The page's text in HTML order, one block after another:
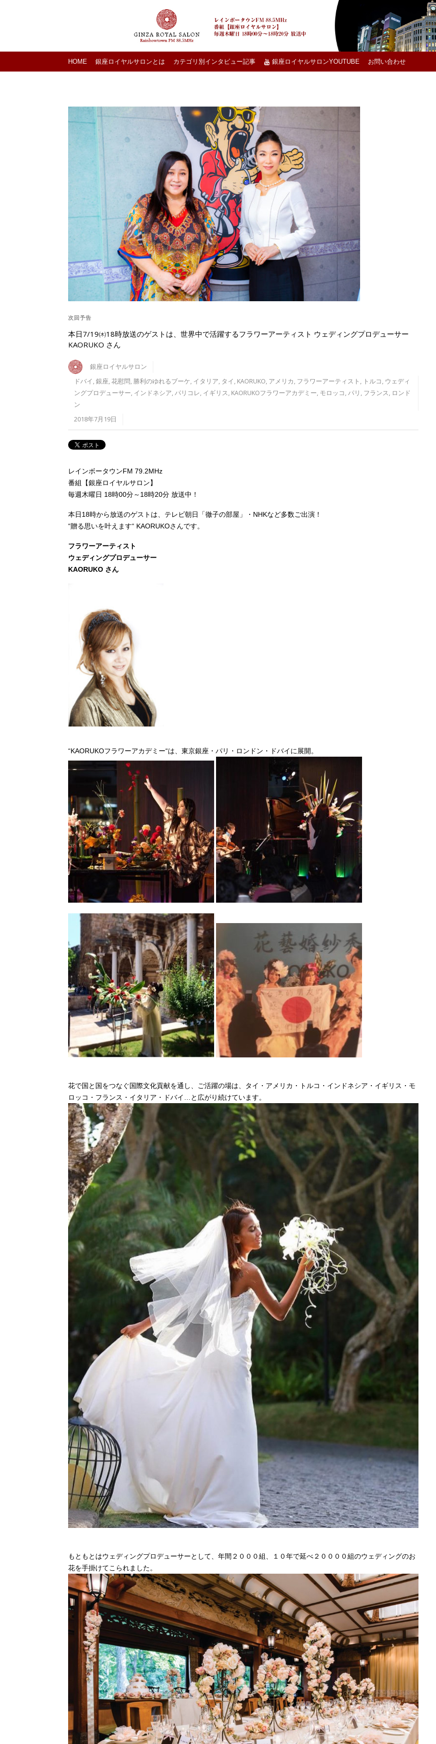
HOME 銀座ロイヤルサロンとは カテゴリ別インタビュー記事 銀座ロイヤルサロンYOUTUBE お問い合わせ
次回予告
本日7/19㈭18時放送のゲストは、世界中で活躍するフラワーアーティスト ウェディングプロデューサー
KAORUKO さん
銀座ロイヤルサロン
ドバイ,銀座,花慰問, 勝利のゆれるブーケ, イタリア, タイ, KAORUKO, アメリカ, フラワーアーティスト , トルコ, ウェディ
ングプロデューサー, インドネシア,パリコレ, イギリス, KAORUKOフラワーアカデミー, モロッコ,パリ , フランス, ロンド
ン
2018年7月19日
レインボータウンFM 79.2MHz
番組【銀座ロイヤルサロン】
毎週木曜日 18時00分～18時20分 放送中！
本日18時から放送のゲストは、テレビ朝日「徹子の部屋」・NHKなど多数ご出演！
“贈る思いを叶えます“ KAORUKOさんです。
フラワーアーティスト
ウェディングプロデューサー
KAORUKO さん
“KAORUKOフラワーアカデミー“は、東京銀座・パリ・ロンドン・ドバイに展開。
花で国と国をつなぐ国際文化貢献を通し、ご活躍の場は、タイ・アメリカ・トルコ・インドネシア・イギリス・モ
ロッコ・フランス・イタリア・ドバイ…と広がり続けています。
もともとはウェディングプロデューサーとして、年間２０００組、１０年で延べ２００００組のウェディングのお
花を手掛けてこられました。